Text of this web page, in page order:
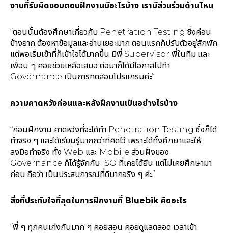
งานที่รับผิดชอบตอนฝึกงานมีอะไรบ้าง เรามีส่วนร่วมด้านไหน
“ตอนนั้นต้องศึกษาเกี่ยวกับ Penetration Testing ซึ่งค่อน
ข้างยาก ต้องหาข้อมูลและอ่านเยอะมาก ตอนแรกก็ปรับตัวอยู่สักพัก
แต่พอเริ่มเข้าที่ก็เข้าใจได้มากขึ้น มีพี่ Supervisor พี่ในทีม และ
เพื่อน ๆ คอยช่วยเหลือเสมอ ต่อมาก็ได้มีโอกาสไปทำ
Governance เป็นการทดสอบโปรแกรมค่ะ”
ความคาดหวังก่อนและหลังฝึกงานเป็นอย่างไรบ้าง
“ก่อนฝึกงาน คาดหวังที่จะได้ทำ Penetration Testing ซึ่งก็ได้
ทำจริง ๆ และได้เรียนรู้มากกว่าที่คิดไว้ เพราะได้ทั้งศึกษาและให้
ลงมือทำจริง ทั้ง Web และ Mobile ส่วนฝั่งของ
Governance ก็ได้รู้จักกับ ISO ที่เคยได้ยิน แต่ไม่เคยศึกษามา
ก่อน ถือว่า เป็นประสบการณ์ที่ดีมากจริง ๆ ค่ะ”
สิ่งที่ประทับใจที่สุดในการฝึกงานที่ Bluebik คืออะไร
“พี่ ๆ ทุกคนเก่งกันมาก ๆ คอยสอน คอยดูแลตลอด เวลาเข้า